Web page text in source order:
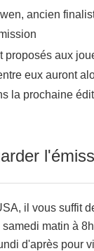
ancien
proposés aux
eux auront
la prochaine
il vous suffit
matin à
d'après pour